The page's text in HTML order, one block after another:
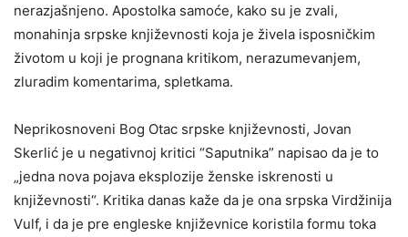
nerazjašnjeno. Apostolka samoće, kako su je zvali,
monahinja srpske književnosti koja je živela isposničkim
životom u koji je prognana kritikom, nerazumevanjem,
zluradim komentarima, spletkama.
Neprikosnoveni Bog Otac srpske književnosti, Jovan
Skerlić je u negativnoj kritici “Saputnika” napisao da je to
„jedna nova pojava eksplozije ženske iskrenosti u
književnosti“. Kritika danas kaže da je ona srpska Virdžinija
Vulf, i da je pre engleske književnice koristila formu toka